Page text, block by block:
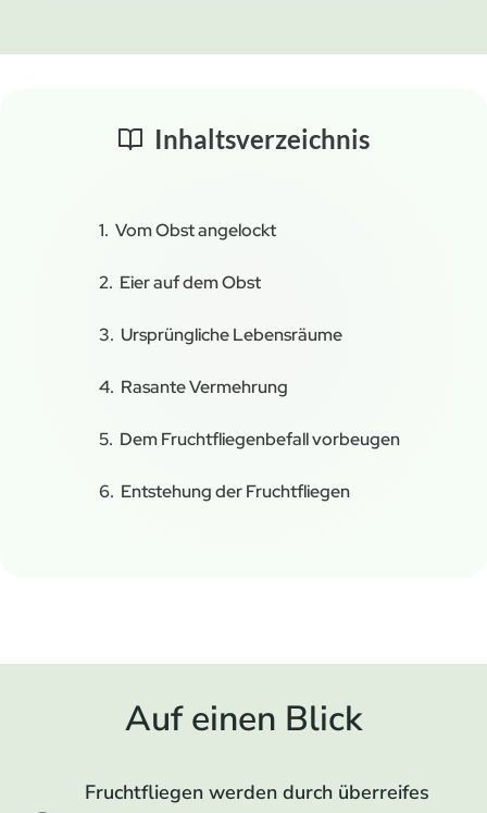
Inhaltsverzeichnis
Vom Obst angelockt
Eier auf dem Obst
Ursprüngliche Lebensräume
Rasante Vermehrung
Dem Fruchtfliegenbefall vorbeugen
Entstehung der Fruchtfliegen
Auf einen Blick
Fruchtfliegen werden durch überreifes